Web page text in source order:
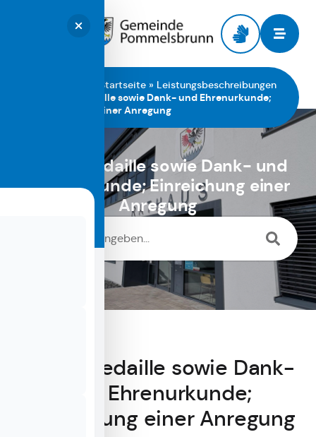
Startseite » Leistungsbeschreibungen
Pflegemedaille sowie Dank- und Ehrenurkunde;
Einreichung einer Anregung
Pflegemedaille sowie Dank- und
Ehrenurkunde; Einreichung einer
Anregung
Pflegemedaille sowie Dank-
und Ehrenurkunde;
Einreichung einer Anregung